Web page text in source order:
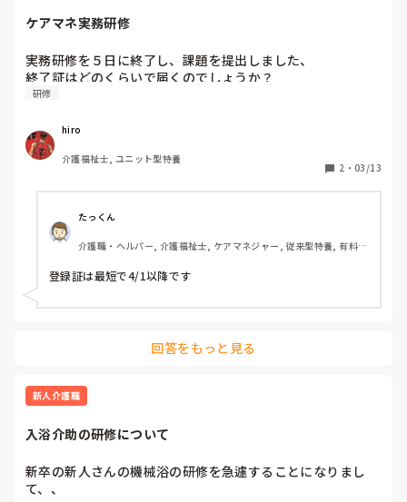
ケアマネ実務研修
実務研修を５日に終了し、課題を提出しました、
終了証はどのくらいで届くのでしょうか？
研修
hiro
介護福祉士, ユニット型特養
2 ・ 03/13
たっくん
介護職・ヘルパー, 介護福祉士, ケアマネジャー, 従来型特養, 有料老
登録証は最短で4/1以降です
回答をもっと見る
新人介護職
入浴介助の研修について
新卒の新人さんの機械浴の研修を急遽することになりまし
て、、